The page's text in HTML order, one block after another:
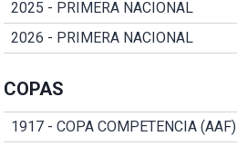
2025 - PRIMERA NACIONAL
2026 - PRIMERA NACIONAL
COPAS
1917 - COPA COMPETENCIA (AAF)